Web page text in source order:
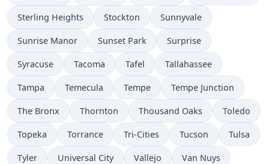
Sterling Heights Stockton Sunnyvale
Sunrise Manor Sunset Park Surprise
Syracuse Tacoma Tafel Tallahassee
Tampa Temecula Tempe Tempe Junction
The Bronx Thornton Thousand Oaks Toledo
Topeka Torrance Tri-Cities Tucson Tulsa
Tyler Universal City Vallejo Van Nuys